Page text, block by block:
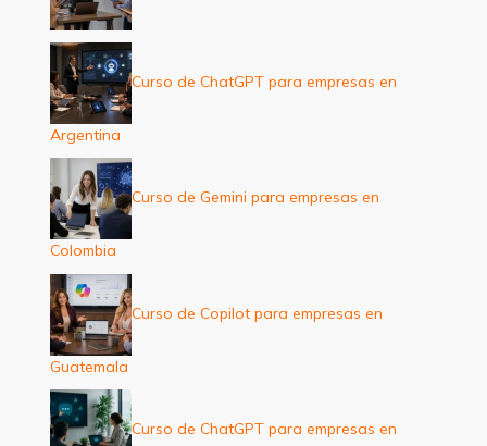
Curso de ChatGPT para empresas en
Argentina
Curso de Gemini para empresas en
Colombia
Curso de Copilot para empresas en
Guatemala
Curso de ChatGPT para empresas en